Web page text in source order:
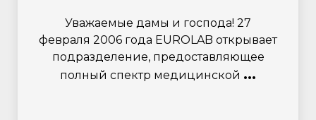
Уважаемые дамы и господа! 27
февраля 2006 года EUROLAB открывает
подразделение, предоставляющее
полный спектр медицинской ...